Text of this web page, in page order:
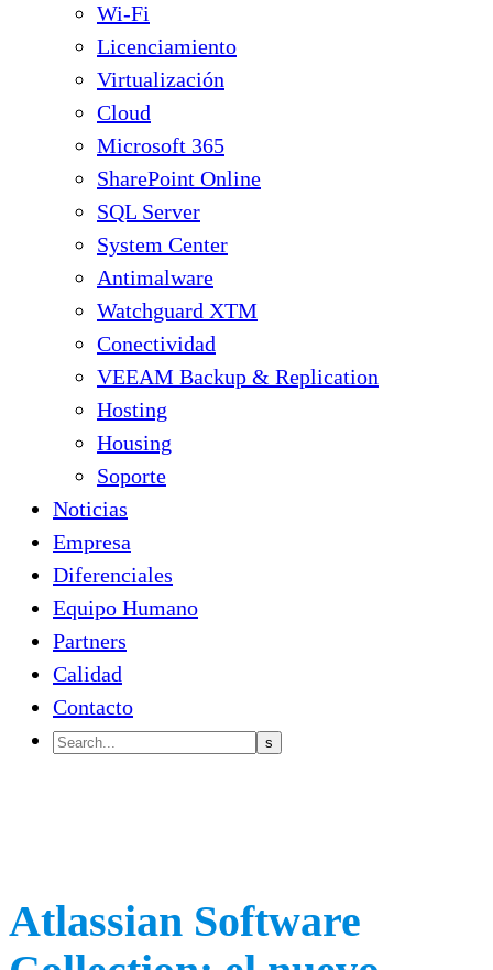
Wi-Fi
Licenciamiento
Virtualización
Cloud
Microsoft 365
SharePoint Online
SQL Server
System Center
Antimalware
Watchguard XTM
Conectividad
VEEAM Backup & Replication
Hosting
Housing
Soporte
Noticias
Empresa
Diferenciales
Equipo Humano
Partners
Calidad
Contacto
Atlassian Software